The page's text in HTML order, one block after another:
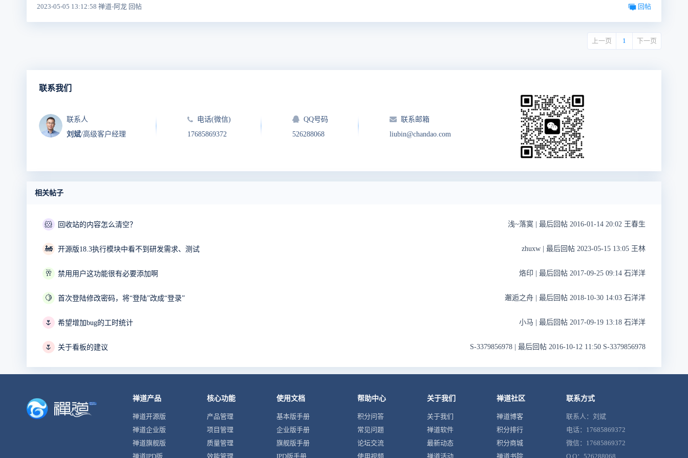
2023-05-05 13:12:58 禅道-阿龙 回帖 回帖
上一页 1 下一页
联系我们
联系人
刘斌/高级客户经理
电话(微信)
17685869372
QQ号码
526288068
联系邮箱
liubin@chandao.com
相关帖子
🐹 回收站的内容怎么清空？ 浅~落寞 最后回帖 2016-01-14 20:02 王春生
🚂 开源版18.3执行模块中看不到研发需求、测试 zhuxw 最后回帖 2023-05-15 13:05 王林
🥂 禁用用户这功能很有必要添加啊 烙印 最后回帖 2017-09-25 09:14 石洋洋
🍋 首次登陆修改密码，将“登陆”改成“登录” 邂逅之舟 最后回帖 2018-10-30 14:03 石洋洋
🌷 希望增加bug的工时统计 小马 最后回帖 2017-09-19 13:18 石洋洋
🌷 关于看板的建议 S-3379856978 最后回帖 2016-10-12 11:50 S-3379856978
禅道产品
禅道开源版
禅道企业版
禅道旗舰版
禅道IPD版
核心功能
产品管理
项目管理
质量管理
效能管理
使用文档
基本版手册
企业版手册
旗舰版手册
IPD版手册
帮助中心
积分问答
常见问题
论坛交流
使用视频
关于我们
关于我们
禅道软件
最新动态
禅道活动
禅道社区
禅道博客
积分排行
积分商城
禅道书院
联系方式
联系人：刘斌
电话：17685869372
微信：17685869372
Q Q：526288068